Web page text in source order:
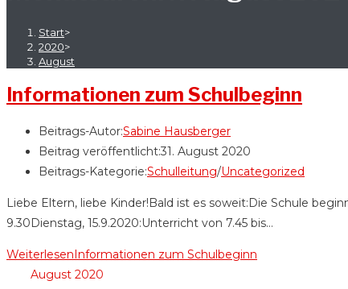
Start>
2020>
August
Informationen zum Schulbeginn
Beitrags-Autor:Sabine Hausberger
Beitrag veröffentlicht:31. August 2020
Beitrags-Kategorie:Schulleitung/Uncategorized
Liebe Eltern, liebe Kinder!Bald ist es soweit:Die Schule
9.30Dienstag, 15.9.2020:Unterricht von 7.45 bis…
WeiterlesenInformationen zum Schulbeginn
August 2020